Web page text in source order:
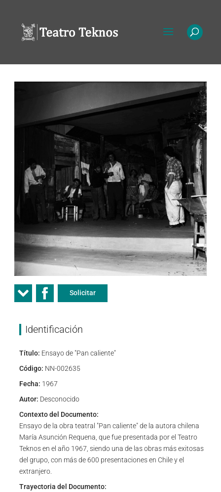
Solicitar
Identificación
Título: Ensayo de "Pan caliente"
Código: NN-002635
Fecha: 1967
Autor: Desconocido
Contexto del Documento:
Ensayo de la obra teatral "Pan caliente" de la autora chilena
María Asunción Requena, que fue presentada por el Teatro
Teknos en el año 1967, siendo una de las obras más exitosas
del grupo, con más de 600 presentaciones en Chile y el
extranjero.
Trayectoria del Documento: